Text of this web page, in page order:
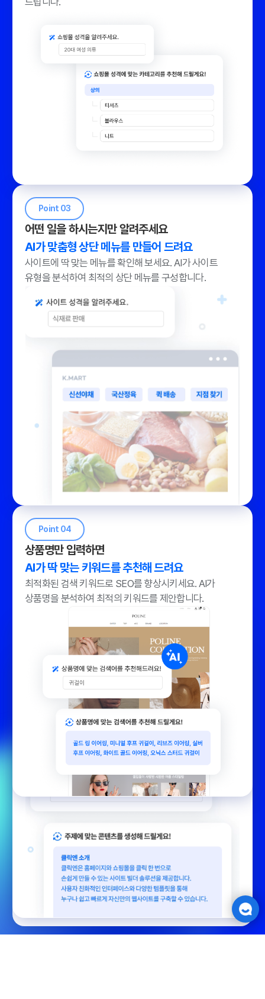
Point 03
어떤 일을 하시는지만 알려주세요
AI가 맞춤형 상단 메뉴를 만들어 드려요
사이트에 딱 맞는 메뉴를 확인해 보세요. AI가 사이트
유형을 분석하여 최적의 상단 메뉴를 구성합니다.
Point 04
상품명만 입력하면
AI가 딱 맞는 키워드를 추천해 드려요
최적화된 검색 키워드로 SEO를 향상시키세요. AI가
상품명을 분석하여 최적의 키워드를 제안합니다.
회사 소개부터 공지사항까지
AI가 완벽한 컨텐츠를 작성해 드려요
자동화된 컨텐츠 생성으로 시간을 절약하세요. AI가
최적의 컨텐츠를 작성합니다.
Point 06
AI가 맞춤형 상품명을
제안해 드려요
확인해 보세요.AI가 입력한 상품명을